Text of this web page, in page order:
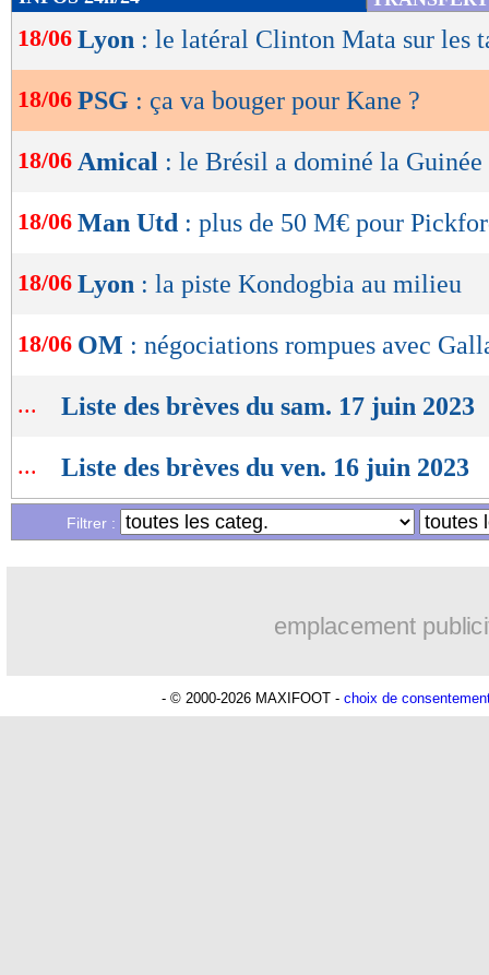
de
lecture
OK
18/06 Lyon : le latéral Clinton Mata sur les
18/06 PSG : ça va bouger pour Kane ?
18/06 Amical : le Brésil a dominé la Guinée
18/06 Man Utd : plus de 50 M€ pour
18/06 Lyon : la piste Kondogbia au milieu
18/06 OM : négociations rompues avec
... Liste des brèves du sam. 17 juin 2023
... Liste des brèves du ven. 16 juin 2023
Filtrer :
emplacement
- © 2000-2026 MAXIFOOT - choix de